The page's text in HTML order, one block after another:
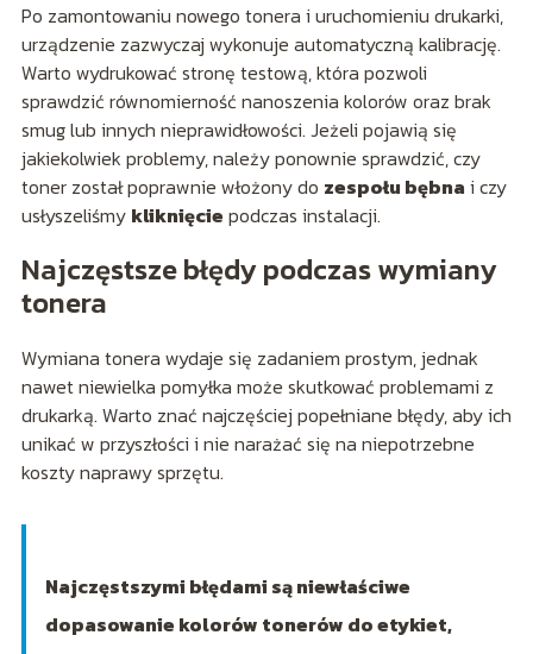
Po zamontowaniu nowego tonera i uruchomieniu drukarki,
urządzenie zazwyczaj wykonuje automatyczną kalibrację.
Warto wydrukować stronę testową, która pozwoli
sprawdzić równomierność nanoszenia kolorów oraz brak
smug lub innych nieprawidłowości. Jeżeli pojawią się
jakiekolwiek problemy, należy ponownie sprawdzić, czy
toner został poprawnie włożony do zespołu bębna i czy
usłyszeliśmy kliknięcie podczas instalacji.
Najczęstsze błędy podczas wymiany
tonera
Wymiana tonera wydaje się zadaniem prostym, jednak
nawet niewielka pomyłka może skutkować problemami z
drukarką. Warto znać najczęściej popełniane błędy, aby ich
unikać w przyszłości i nie narażać się na niepotrzebne
koszty naprawy sprzętu.
Najczęstszymi błędami są niewłaściwe
dopasowanie kolorów tonerów do etykiet,